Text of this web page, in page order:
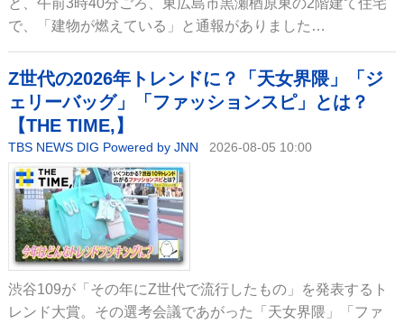
と、午前3時40分ごろ、東広島市黒瀬楢原東の2階建て住宅
で、「建物が燃えている」と通報がありました…
Z世代の2026年トレンドに？「天女界隈」「ジ
ェリーバッグ」「ファッションスピ」とは？
【THE TIME,】
TBS NEWS DIG Powered by JNN 2026-08-05 10:00
渋谷109が「その年にZ世代で流行したもの」を発表するト
レンド大賞。その選考会議であがった「天女界隈」「ファ